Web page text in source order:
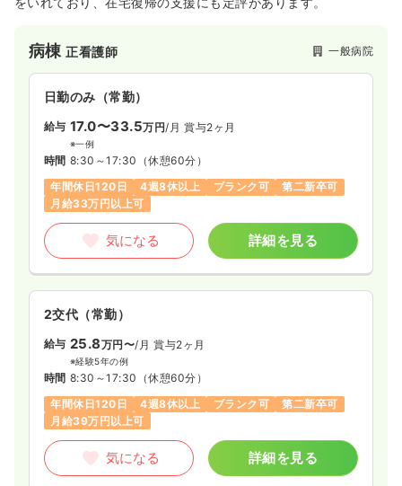
病棟正看護師 一般病院
日勤のみ（常勤）
給与 17.0〜33.5万円/月 賞与2ヶ月
※一例
時間 8:30～17:30 （休憩60分）
年間休日120日
4週8休以上 ブランク可
第二新卒可
月給33万円以上可
気になる 詳細を見る
2交代（常勤）
給与 25.8万円〜/月 賞与2ヶ月
※経験5年の例
時間 8:30～17:30 （休憩60分）
年間休日120日
4週8休以上 ブランク可
第二新卒可
月給39万円以上可
気になる 詳細を見る